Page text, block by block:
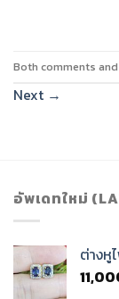
Both comments
Next →
อัพเดทใหม่
ต่างหู